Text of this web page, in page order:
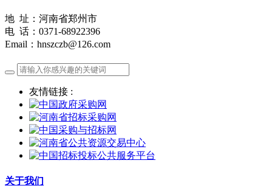
地 址：河南省郑州市
电 话：0371-68922396
Email：hnszczb@126.com
友情链接 :
关于我们